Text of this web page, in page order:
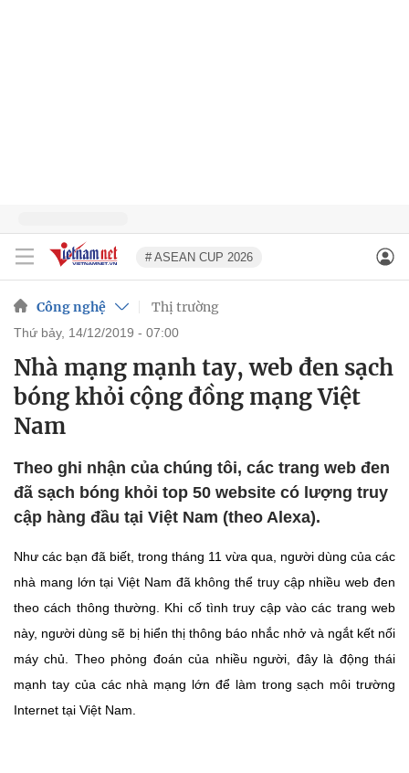
# ASEAN CUP 2026
Công nghệ Thị trường
thứ bảy, 14/12/2019 - 07:00
Nhà mạng mạnh tay, web đen sạch
bóng khỏi cộng đồng mạng Việt
Nam
Theo ghi nhận của chúng tôi, các trang web đen
đã sạch bóng khỏi top 50 website có lượng truy
cập hàng đầu tại Việt Nam (theo Alexa).
Như các bạn đã biết, trong tháng 11 vừa qua, người dùng của các
nhà mang lớn tại Việt Nam đã không thể truy cập nhiều web đen
theo cách thông thường. Khi cố tình truy cập vào các trang web
này, người dùng sẽ bị hiển thị thông báo nhắc nhở và ngắt kết nối
máy chủ. Theo phỏng đoán của nhiều người, đây là động thái
mạnh tay của các nhà mạng lớn để làm trong sạch môi trường
Internet tại Việt Nam.